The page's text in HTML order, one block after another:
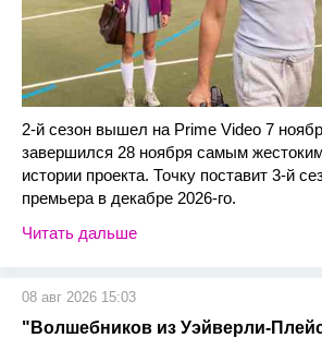
2-й сезон вышел на Prime Video 7
завершился 28 ноября самым
истории проекта. Точку поставит 3-й
премьера в декабре 2026-го.
Читать дальше
08 авг 2026 15:03
"Волшебников из Уэйверли-